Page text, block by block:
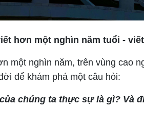
hơn một nghìn năm tuổi -
một nghìn năm, trên vùng cao
để khám phá một câu hỏi:
chúng ta thực sự là gì? Và